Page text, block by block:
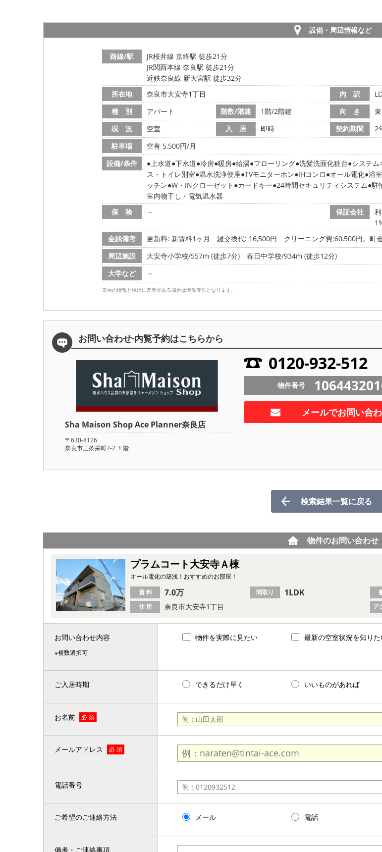
設備・周辺情報など
路線/駅
JR桜井線 京終駅 徒歩21分
JR関西本線 奈良駅 徒歩21分
近鉄奈良線 新大宮駅 徒歩32分
所在地
奈良市大安寺1丁目 内 訳
種 別
アパート 階数/階建 1階/2階建 向 き 東
現 況
空室 入 居 即時 契約期間 2
駐車場
空有 5,500円/月
設備/条件
上水道 下水道 冷房 暖房 給湯 フローリング 洗髪洗面化粧台 システム
ス・トイレ別室 温水洗浄便座 TVモニターホン IHコンロ オール電化 浴
ッチン W・INクローゼット カードキー 24時間セキュリティシステム 駐
室内物干し・電気温水器
保 険
－ 保証会社
金銭備考
更新料: 新賃料1ヶ月 鍵交換代: 16,500円
クリーニング費:60,500円。町
周辺施設
大安寺小学校/557m (徒歩7分)
春日中学校/934m (徒歩12分)
大学など
－
表示の情報と現況に差異がある場合は現況優先となります。
お問い合わせ·内覧予約はこちらから
Sha Maison Shop Ace Planner奈良店
〒630-8126
奈良市三条栄町7-2 １階
0120-932-512
物件番号
メールでお問い合
検索結果一覧に戻る
物件のお問い合わせ
プラムコート大安寺Ａ棟
オール電化の築浅！おすすめのお部屋！
住 所 奈良市大安寺1丁目 ア
賃 料 7.0万 間取り 1LDK
お問い合わせ内容
※複数選択可
物件を実際に見たい 最新の空室状況を知り
ご入居時期 できるだけ早く いいものがあれば
お名前 必 須
メールアドレス 必 須
電話番号
ご希望のご連絡方法 メール 電話
備考・ご連絡事項